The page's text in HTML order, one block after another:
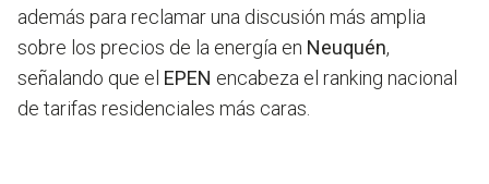
además para reclamar una discusión más amplia
sobre los precios de la energía en Neuquén,
señalando que el EPEN encabeza el ranking nacional
de tarifas residenciales más caras.